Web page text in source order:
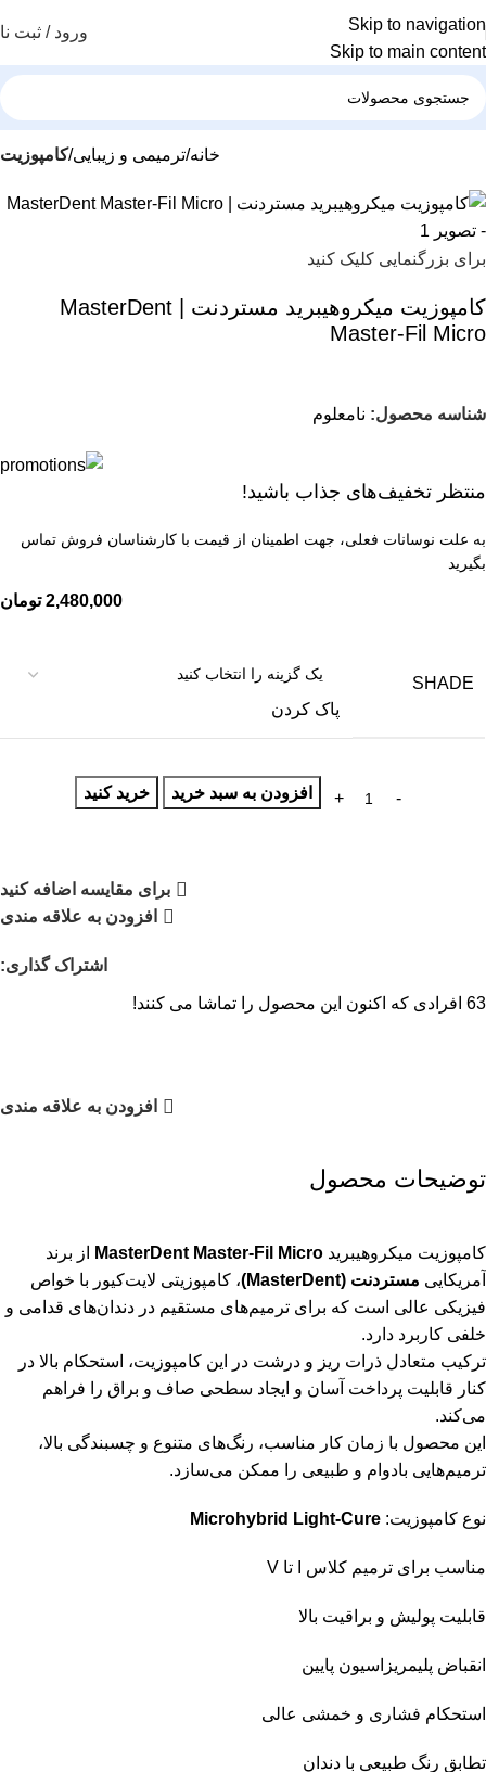
Skip to navigation
Skip to main content
ورود / ثبت
خانه ترمیمی و زیبایی کامپوزیت
برای بزرگنمایی کلیک کنید
کامپوزیت میکروهیبرید مستردنت | MasterDent
Master-Fil Micro
شناسه محصول: نامعلوم
منتظر تخفیف‌های جذاب باشید!
به علت نوسانات فعلی، جهت اطمینان از قیمت با کارشناسان فروش تماس
بگیرید
2,480,000 تومان
SHADE
پاک کردن
افزودن به سبد خرید خرید کنید
برای مقایسه اضافه کنید
افزودن به علاقه مندی
اشتراک گذاری:
63 افرادی که اکنون این محصول را تماشا می کنند!
افزودن به علاقه مندی
توضیحات محصول
کامپوزیت میکروهیبرید MasterDent Master-Fil Micro
از برند
آمریکایی مستردنت (MasterDent)
، کامپوزیتی لایت‌کیور با خواص
فیزیکی عالی است که برای ترمیم‌های مستقیم در دندان‌های قدامی و
خلفی کاربرد دارد.
ترکیب متعادل ذرات ریز و درشت در این کامپوزیت، استحکام بالا در
کنار قابلیت پرداخت آسان و ایجاد سطحی صاف و براق را فراهم
می‌کند.
این محصول با زمان کار مناسب، رنگ‌های متنوع و چسبندگی بالا،
ترمیم‌هایی بادوام و طبیعی را ممکن می‌سازد.
نوع کامپوزیت: Microhybrid Light-Cure
مناسب برای ترمیم کلاس I تا V
قابلیت پولیش و براقیت بالا
انقباض پلیمریزاسیون پایین
استحکام فشاری و خمشی عالی
تطابق رنگ طبیعی با دندان